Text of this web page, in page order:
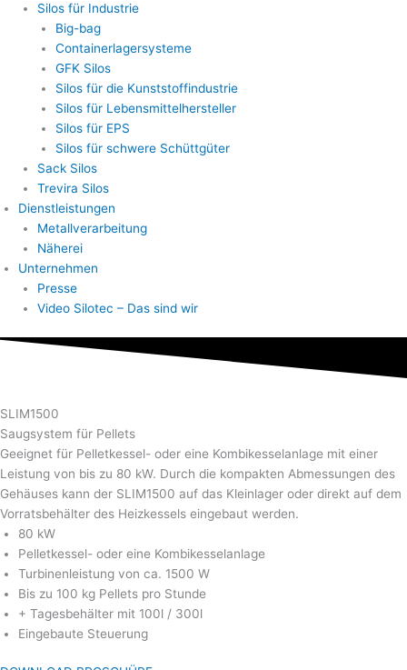
Silos für Industrie
Big-bag
Containerlagersysteme
GFK Silos
Silos für die Kunststoffindustrie
Silos für Lebensmittelhersteller
Silos für EPS
Silos für schwere Schüttgüter
Sack Silos
Trevira Silos
Dienstleistungen
Metallverarbeitung
Näherei
Unternehmen
Presse
Video Silotec – Das sind wir
SLIM1500
Saugsystem für Pellets
Geeignet für Pelletkessel- oder eine Kombikesselanlage mit einer
Leistung von bis zu 80 kW. Durch die kompakten Abmessungen des
Gehäuses kann der SLIM1500 auf das Kleinlager oder direkt auf dem
Vorratsbehälter des Heizkessels eingebaut werden.
80 kW
Pelletkessel- oder eine Kombikesselanlage
Turbinenleistung von ca. 1500 W
Bis zu 100 kg Pellets pro Stunde
+ Tagesbehälter mit 100l / 300l
Eingebaute Steuerung